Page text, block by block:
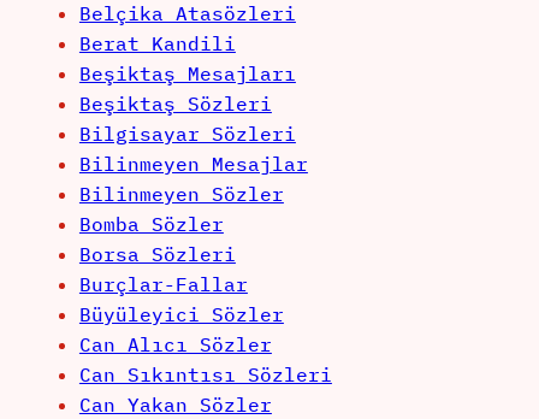
Belçika Atasözleri
Berat Kandili
Beşiktaş Mesajları
Beşiktaş Sözleri
Bilgisayar Sözleri
Bilinmeyen Mesajlar
Bilinmeyen Sözler
Bomba Sözler
Borsa Sözleri
Burçlar-Fallar
Büyüleyici Sözler
Can Alıcı Sözler
Can Sıkıntısı Sözleri
Can Yakan Sözler